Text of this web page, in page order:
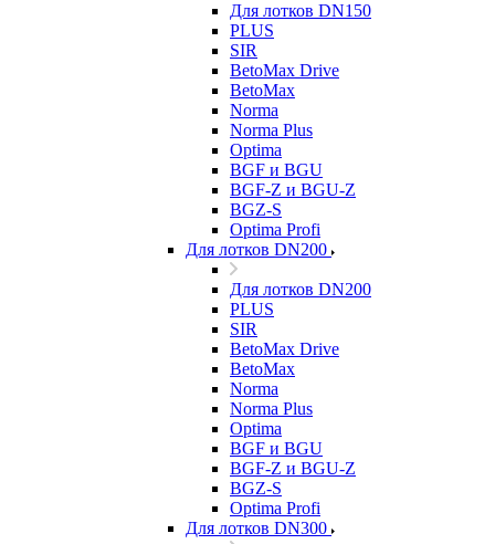
Для лотков DN150
PLUS
SIR
BetoMax Drive
BetoMax
Norma
Norma Plus
Optima
BGF и BGU
BGF-Z и BGU-Z
BGZ-S
Optima Profi
Для лотков DN200
Для лотков DN200
PLUS
SIR
BetoMax Drive
BetoMax
Norma
Norma Plus
Optima
BGF и BGU
BGF-Z и BGU-Z
BGZ-S
Optima Profi
Для лотков DN300